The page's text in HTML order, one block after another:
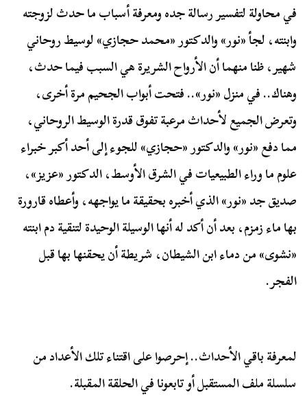
في محاولة لتفسير رسالة جده ومعرفة أسباب ما حدث لزوجته
وابنته، لجأ «نور» والدكتور «محمد حجازي» لوسيط روحاني
شهير، ظنا منهما أن الأرواح الشريرة هي السبب فيما حدث،
وهناك.. في منزل «نور».. فتحت أبواب الجحيم مرة أخرى،
وتعرض الجميع لأحداث مرعبة تفوق قدرة الوسيط الروحاني،
مما دفع «نور» والدكتور «حجازي» للجوء إلى أحد أكبر خبراء
علوم ما وراء الطبيعيات في الشرق الأوسط، الدكتور «عزيز»،
صديق جد «نور» الذي أخبره بحقيقة ما يواجهه، وأعطاه قارورة
بها ماء زمزم، بعد أن أكد له أنها الوسيلة الوحيدة لتنقية دم ابنته
«نشوى» من دماء ابن الشيطان، شريطة أن يحقنها بها قبل
الفجر.
لمعرفة باقي الأحداث.. إحرصوا على اقتناء تلك الأعداد من
سلسلة ملف المستقبل أو تابعونا في الحلقة المقبلة.